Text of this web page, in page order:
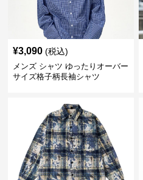
¥3,090 (税込)
メンズ シャツ ゆったりオーバー
サイズ格子柄長袖シャツ